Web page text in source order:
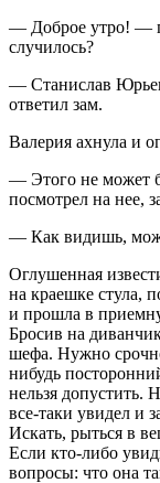
— Доброе утро! —
случилось?
— Станислав
ответил зам.
Валерия ахнула и
— Этого не может
посмотрел на нее,
— Как видишь,
Оглушенная
на краешке стула,
и прошла в
Бросив на
шефа. Нужно
нибудь
нельзя допустить.
все-таки увидел и
Искать, рыться в
Если кто-либо
вопросы: что она